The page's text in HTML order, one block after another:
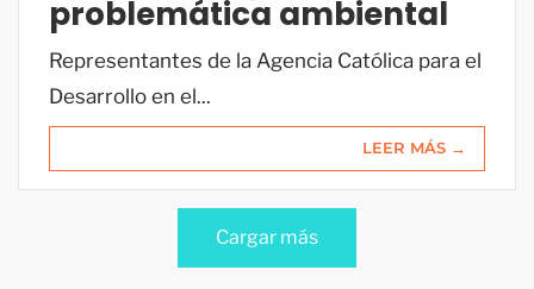
problemática ambiental
Representantes de la Agencia Católica para el
Desarrollo en el...
LEER MÁS →
Cargar más